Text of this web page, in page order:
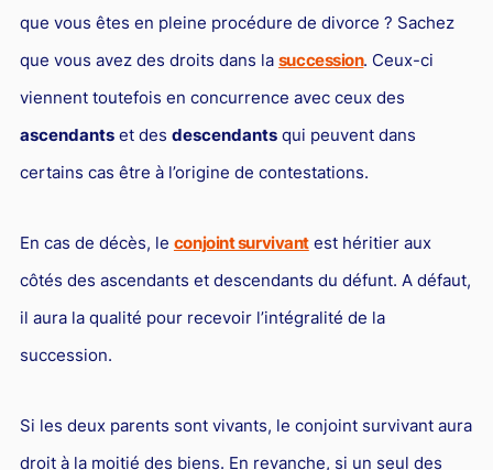
que vous êtes en pleine procédure de divorce ? Sachez
que vous avez des droits dans la succession. Ceux-ci
viennent toutefois en concurrence avec ceux des
ascendantset des descendantsqui peuvent dans
certains cas être à l’origine de contestations.
En cas de décès, le conjoint survivantest héritier aux
côtés des ascendants et descendants du défunt. A défaut,
il aura la qualité pour recevoir l’intégralité de la
succession.
Si les deux parents sont vivants, le conjoint survivant aura
droit à la moitié des biens. En revanche, si un seul des